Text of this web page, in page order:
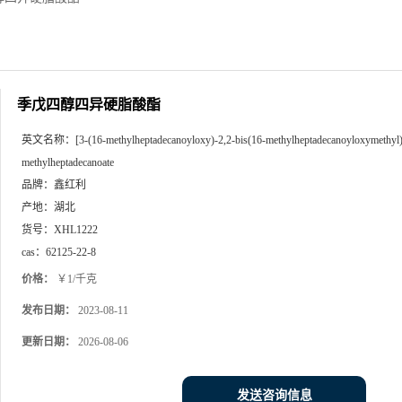
季戊四醇四异硬脂酸酯
英文名称： [3-(16-methylheptadecanoyloxy)-2,2-bis(16-
methylheptadecanoate
品牌： 鑫红利
产地： 湖北
货号： XHL1222
cas： 62125-22-8
价格： ￥1/千克
发布日期： 2023-08-11
更新日期： 2026-08-06
发送咨询信息